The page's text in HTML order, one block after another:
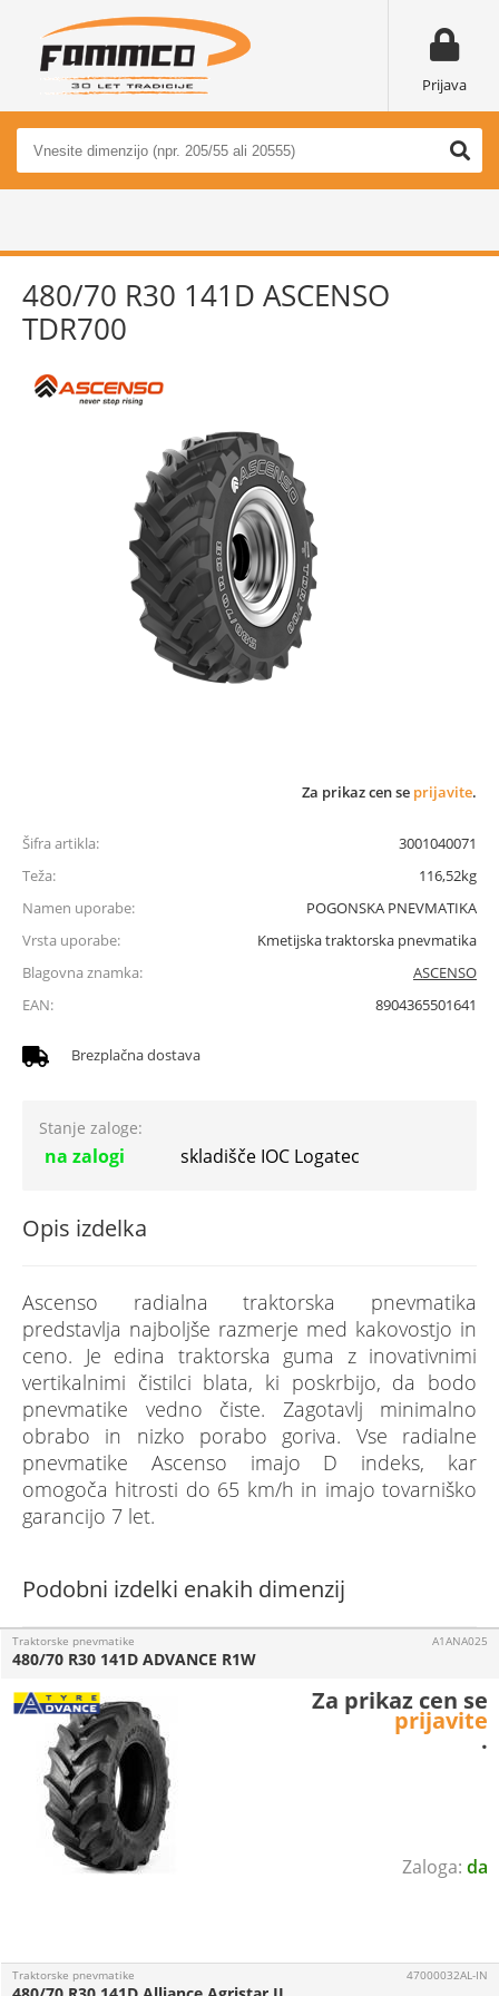
Prijava
480/70 R30 141D ASCENSO
TDR700
Za prikaz cen se prijavite.
Šifra artikla:
3001040071
Teža:
116,52kg
Namen uporabe:
POGONSKA PNEVMATIKA
Vrsta uporabe:
Kmetijska traktorska pnevmatika
Blagovna znamka:
ASCENSO
EAN:
8904365501641
Brezplačna dostava
Stanje zaloge:
na zalogi skladišče IOC Logatec
Opis izdelka
Ascenso radialna traktorska pnevmatika
predstavlja najboljše razmerje med kakovostjo in
ceno. Je edina traktorska guma z inovativnimi
vertikalnimi čistilci blata, ki poskrbijo, da bodo
pnevmatike vedno čiste. Zagotavlj minimalno
obrabo in nizko porabo goriva. Vse radialne
pnevmatike Ascenso imajo D indeks, kar
omogoča hitrosti do 65 km/h in imajo tovarniško
garancijo 7 let.
Podobni izdelki enakih dimenzij
da
Traktorske pnevmatike
480/70 R30 141D ADVANCE R1W
A1ANA025
Za prikaz cen se
prijavite
.
Traktorske pnevmatike 47000032AL-IN